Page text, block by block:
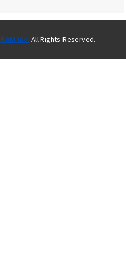
RAM Inc. All Rights Reserved.